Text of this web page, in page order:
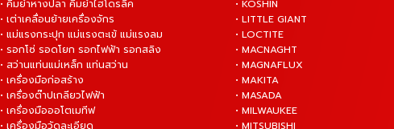
• คีมย้ำหางปลา คีมย้ำไฮโดรลิค
• เต่าเคลื่อนย้ายเครื่องจักร
• แม่แรงกระปุก แม่แรงตะเข้ แม่แรงลม
• รอกโซ่ รอดโยก รอกไฟฟ้า รอกสลิง
• สว่านแท่นแม่เหล็ก แท่นสว่าน
• เครื่องมือก่อสร้าง
• เครื่องต๊าปเกลียวไฟฟ้า
• เครื่องมือออโตเมทีฟ
• เครื่องมือวัดละเอียด
• KOSHIN
• LITTLE GIANT
• LOCTITE
• MACNAGHT
• MAGNAFLUX
• MAKITA
• MASADA
• MILWAUKEE
• MITSUBISHI